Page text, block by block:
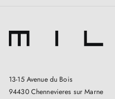
13-15 Avenue du Bois
94430 Chennevieres sur Marne